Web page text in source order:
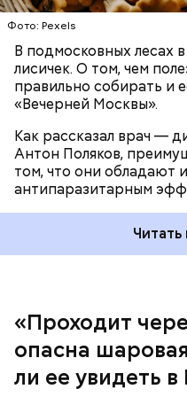
Фото: Pexels
В подмосковных лесах
лисичек. О том, чем
правильно собирать и
«Вечерней Москвы».
Как рассказал врач —
Антон Поляков,
том, что они
антипаразитарным
«Проходит
опасна
ли ее увидеть
Среднее время жизни
средней) около 30
и до нескольких минут,
При встрече с
паниковать, подчеркнул
В Припяти он
задачу входило
воздухе. Кроме того,
эвакуации населения
мнению, нужно было